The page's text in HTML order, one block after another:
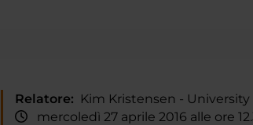
Relatore: Kim Kristensen - University
mercoledì 27 aprile 2016 alle ore